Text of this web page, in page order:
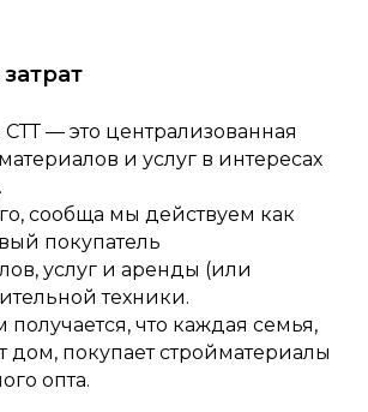
— это централизованная
и услуг в интересах
сообща мы действуем как
покупатель
услуг и аренды (или
техники.
получается, что каждая семья,
дом, покупает стройматериалы
опта.